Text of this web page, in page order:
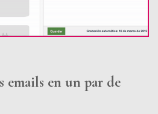
emails en un par de